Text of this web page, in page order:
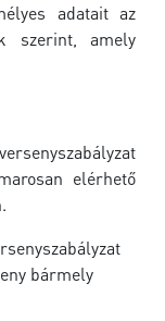
adatait az
szerint, amely
elérhető
bármely